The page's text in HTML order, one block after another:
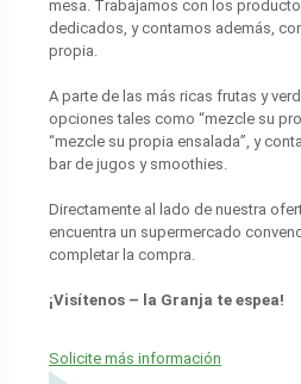
mesa. Trabajamos con los
dedicados, y contamos además,
propia.
A parte de las más ricas frutas y
opciones tales como “mezcle su
“mezcle su propia ensalada”, y
bar de jugos y smoothies.
Directamente al lado de nuestra
encuentra un supermercado
completar la compra.
¡Visítenos – la Granja te espea!
Solicite más información